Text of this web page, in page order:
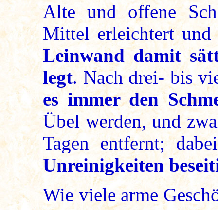
Alte und offene
Mittel erleichtert
Leinwand damit
legt. Nach drei- bis
es immer den
Übel werden, und
Tagen entfernt;
Unreinigkeiten
Wie viele arme